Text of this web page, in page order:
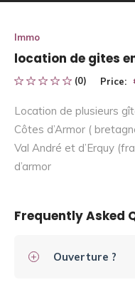
Immo
location de gites
(0) Price:
Location de plusieurs
Côtes d’Armor (
Val André et d’Erquy
d’armor
Frequently Asked
Ouverture ?